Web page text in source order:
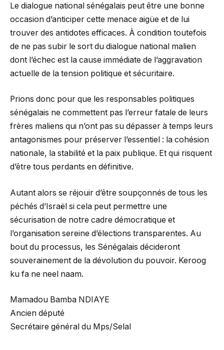
Le dialogue national sénégalais peut être une bonne
occasion d’anticiper cette menace aigüe et de lui
trouver des antidotes efficaces. À condition toutefois
de ne pas subir le sort du dialogue national malien
dont l’échec est la cause immédiate de l’aggravation
actuelle de la tension politique et sécuritaire.
Prions donc pour que les responsables politiques
sénégalais ne commettent pas l’erreur fatale de leurs
frères maliens qui n’ont pas su dépasser à temps leurs
antagonismes pour préserver l’essentiel : la cohésion
nationale, la stabilité et la paix publique. Et qui risquent
d’être tous perdants en définitive.
Autant alors se réjouir d’être soupçonnés de tous les
péchés d’Israël si cela peut permettre une
sécurisation de notre cadre démocratique et
l’organisation sereine d’élections transparentes. Au
bout du processus, les Sénégalais décideront
souverainement de la dévolution du pouvoir. Keroog
ku fa ne neel naam.
Mamadou Bamba NDIAYE
Ancien député
Secrétaire général du Mps/Selal